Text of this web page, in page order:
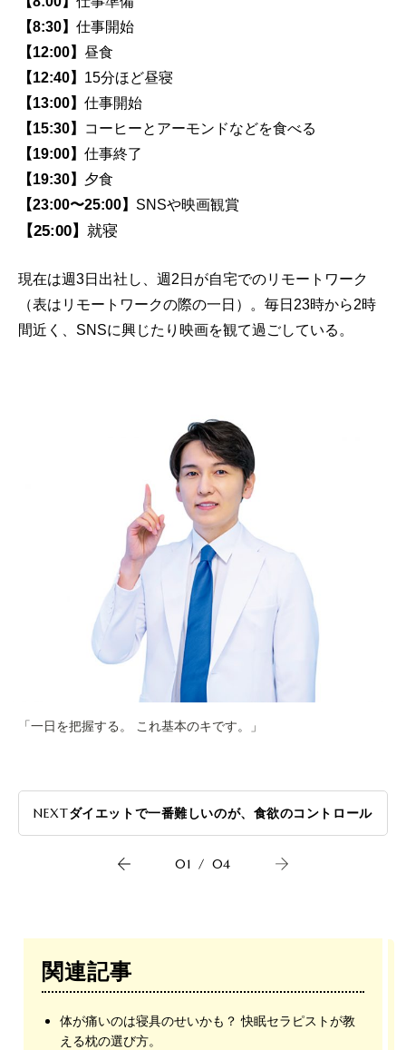
【8:30】 仕事開始
【12:00】 昼食
【12:40】 15分ほど昼寝
【13:00】 仕事開始
【15:30】
コーヒーとアーモンドなどを食べる
【19:00】 仕事終了
【19:30】 夕食
【23:00〜25:00】 SNSや映画観賞
【25:00】 就寝
現在は週3日出社し、週2日が自宅でのリモートワーク
（表はリモートワークの際の一日）。毎日23時から2時
間近く、SNSに興じたり映画を観て過ごしている。
「一日を把握する。 これ基本のキです。」
NEXTダイエットで一番難しいのが、食欲のコントロール
01 / 04
関連記事
体が痛いのは寝具のせいかも？ 快眠セラピストが教
える枕の選び方。